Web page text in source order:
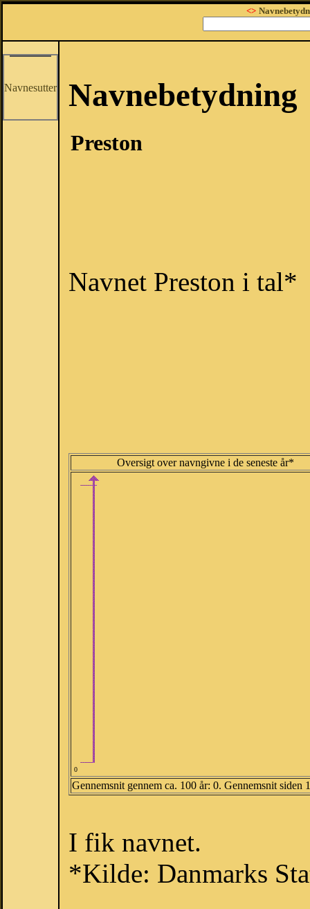
<>
Navnesutter Navnebetydning
Preston
Navnet Preston i tal*
Oversigt over navngivne i de seneste år*
0
Gennemsnit gennem ca. 100 år: 0. Gennemsnit siden
I fik navnet.
*Kilde: Danmarks